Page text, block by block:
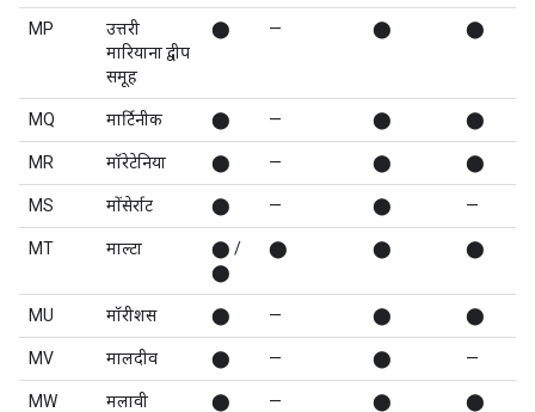
MP
उत्तरी
मारियाना द्वीप
समूह
⬤ — ⬤ ⬤
MQ मार्टिनीक ⬤ — ⬤ ⬤
MR मॉरेटेनिया ⬤ — ⬤ ⬤
MS मोंसेर्राट ⬤ — ⬤ —
MT माल्टा
⬤ /
⬤
⬤ ⬤ ⬤
MU मॉरीशस ⬤ — ⬤ ⬤
MV मालदीव ⬤ — ⬤ —
MW मलावी ⬤ — ⬤ ⬤